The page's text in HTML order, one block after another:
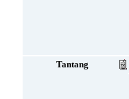
Tantang